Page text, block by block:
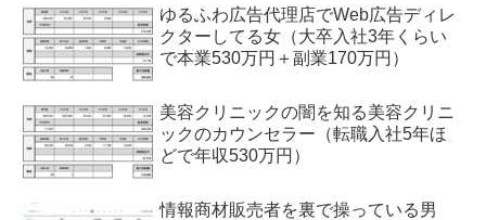
ゆるふわ広告代理店でWeb広告ディレ
クターしてる女（大卒入社3年くらい
で本業530万円＋副業170万円）
美容クリニックの闇を知る美容クリニ
ックのカウンセラー（転職入社5年ほ
どで年収530万円）
情報商材販売者を裏で操っている男